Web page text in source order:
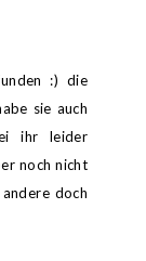
:) die
sie auch
ihr leider
noch nicht
doch